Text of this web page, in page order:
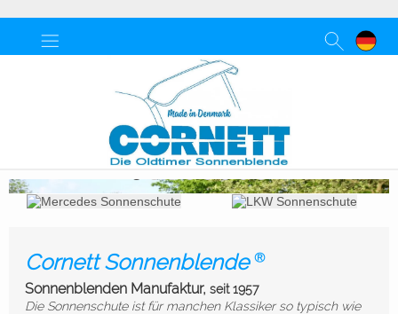
••••••••
Cornett Sonnenblende ®
Sonnenblenden Manufaktur, seit 1957
Die Sonnenschute ist für manchen Klassiker so typisch wie